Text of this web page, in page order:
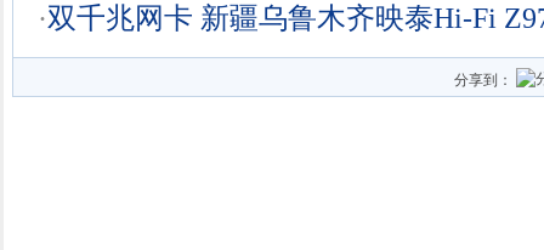
·双千兆网卡 新疆乌鲁木齐映泰Hi-Fi
分享到：